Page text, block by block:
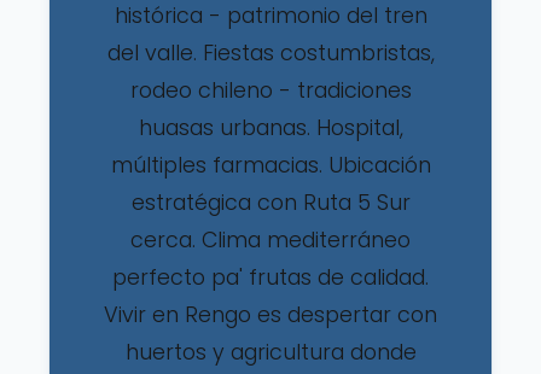
histórica - patrimonio del tren
del valle. Fiestas costumbristas,
rodeo chileno - tradiciones
huasas urbanas. Hospital,
múltiples farmacias. Ubicación
estratégica con Ruta 5 Sur
cerca. Clima mediterráneo
perfecto pa' frutas de calidad.
Vivir en Rengo es despertar con
huertos y agricultura donde